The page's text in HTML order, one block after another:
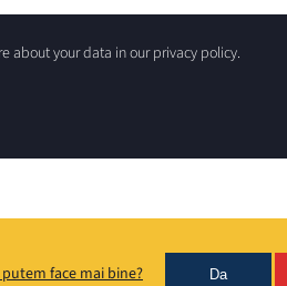
about your data in our privacy policy.
putem face mai bine? Da